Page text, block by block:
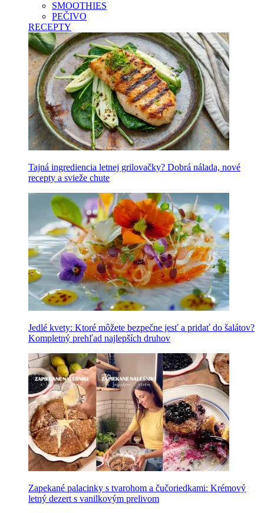
SMOOTHIES
PEČIVO
RECEPTY
Tajná ingrediencia letnej grilovačky? Dobrá nálada, nové
recepty a svieže chute
Jedlé kvety: Ktoré môžete bezpečne jesť a pridať do šalátov?
Kompletný prehľad najlepších druhov
Zapekané palacinky s tvarohom a čučoriedkami: Krémový
letný dezert s vanilkovým prelivom